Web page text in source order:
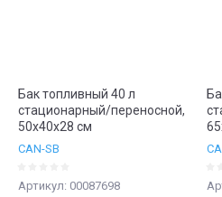
Бак топливный 40 л
стационарный/переносной,
50х40х28 см
CAN-SB
Артикул: 00087698